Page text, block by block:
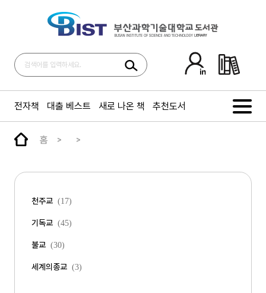
전자책 대출 베스트 새로 나온 책 추천도서
홈
천주교 (17)
기독교 (45)
불교 (30)
세계의종교 (3)